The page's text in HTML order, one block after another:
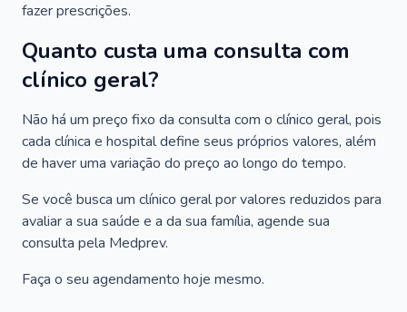
fazer prescrições.
Quanto custa uma consulta com
clínico geral?
Não há um preço fixo da consulta com o clínico geral, pois
cada clínica e hospital define seus próprios valores, além
de haver uma variação do preço ao longo do tempo.
Se você busca um clínico geral por valores reduzidos para
avaliar a sua saúde e a da sua família, agende sua
consulta pela Medprev.
Faça o seu agendamento hoje mesmo.